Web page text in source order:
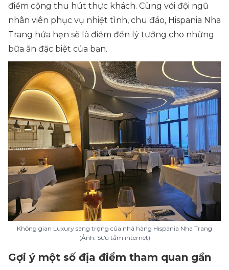
điểm cộng thu hút thực khách. Cùng với đội ngũ
nhân viên phục vụ nhiệt tình, chu đáo, Hispania Nha
Trang hứa hẹn sẽ là điểm đến lý tưởng cho những
bữa ăn đặc biệt của bạn.
Không gian Luxury sang trọng của nhà hàng Hispania Nha Trang
(Ảnh: Sưu tầm internet)
Gợi ý một số địa điểm tham quan gần